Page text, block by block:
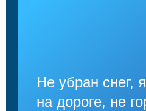
Не убран снег,
на дороге, не